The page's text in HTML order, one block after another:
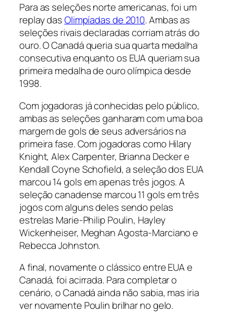
Para as seleções norte americanas, foi um
replaydasOlimpíadas de 2010. Ambas as
seleções rivais declaradas corriam atrás do
ouro. O Canadá queria sua quarta medalha
consecutiva enquanto os EUA queriam sua
primeira medalha de ouro olímpica desde
1998.
Com jogadoras já conhecidas pelo público,
ambas as seleções ganharam com uma boa
margem de gols de seus adversários na
primeira fase. Com jogadoras como Hilary
Knight, Alex Carpenter, Brianna Decker e
Kendall Coyne Schofield, a seleção dos EUA
marcou 14 gols em apenas três jogos. A
seleção canadense marcou 11 gols em três
jogos com alguns deles sendo pelas
estrelas Marie-Philip Poulin, Hayley
Wickenheiser, Meghan Agosta-Marciano e
Rebecca Johnston.
A final, novamente o clássico entre EUA e
Canadá, foi acirrada. Para completar o
cenário, o Canadá ainda não sabia, mas iria
ver novamente Poulin brilhar no gelo.